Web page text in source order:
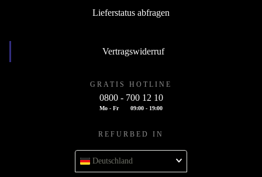
Lieferstatus abfragen
Vertragswiderruf
GRATIS HOTLINE
0800 - 700 12 10
Mo - Fr 09:00 - 19:00
REFURBED IN
Deutschland